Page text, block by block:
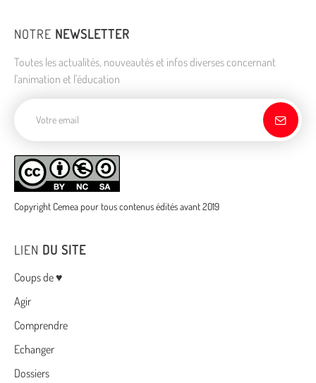
NOTRE NEWSLETTER
Toutes les actualités, nouveautés et infos diverses concernant
l'animation et l'éducation
Copyright Cemea pour tous contenus édités avant 2019
LIEN DU SITE
Menu
Coups de ♥
Agir
Comprendre
Echanger
Dossiers